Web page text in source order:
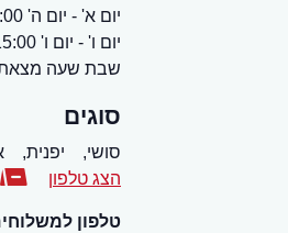
יום א' - יום ה' 23:00 - 10:30
יום ו' - יום ו' 15:00 - 11:00
שבת שעה מצאת
סוגים
סושי, יפנית,
הצג טלפון
טלפון